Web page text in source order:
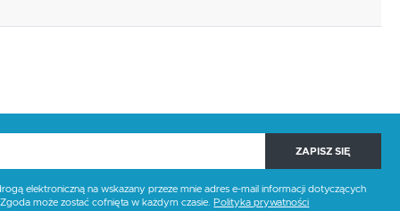
ZAPISZ SIĘ
elektroniczną na wskazany przeze mnie adres e-mail informacji dotyczących
może zostać cofnięta w każdym czasie. Polityka prywatności